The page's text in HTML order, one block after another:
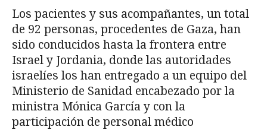
Los pacientes y sus acompañantes, un total
de 92 personas, procedentes de Gaza, han
sido conducidos hasta la frontera entre
Israel y Jordania, donde las autoridades
israelíes los han entregado a un equipo del
Ministerio de Sanidad encabezado por la
ministra Mónica García y con la
participación de personal médico